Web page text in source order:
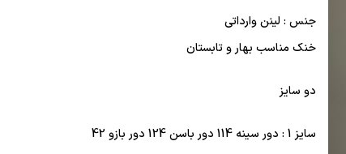
جنس : لینن وارداتی
خنک مناسب بهار و تابستان
دو سایز
سایز 1 : دور سینه 114 دور باسن 124 دور بازو 42